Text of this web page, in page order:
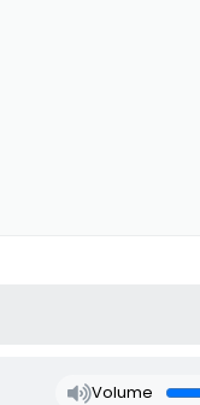
Volume